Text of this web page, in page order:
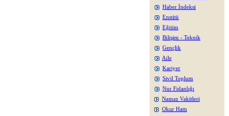
Haber İndeksi
Enstitü
Eğitim
Bilişim - Teknik
Gençlik
Aile
Kariyer
Sivil Toplum
Nur Fidanlığı
Namaz Vakitleri
Okur Hattı